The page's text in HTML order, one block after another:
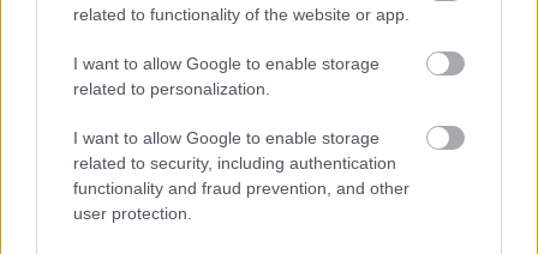
related to functionality of the website or app.
I want to allow Google to enable storage
related to personalization.
I want to allow Google to enable storage
related to security, including authentication
functionality and fraud prevention, and other
user protection.
Παράλληλα, το νέο high wheel scooter, διαθέτει ψηφιακή
οθόνη ενδείξεων, αποθηκευτικό χώρο για ένα κράνος jet
κάτω από τη σέλα και δισκόφρενα εμπρός και πίσω.
Το νέο UM Wynwood 125 προσφέρεται με μόλις
€2.149, ενώ πλαισιώνεται από 2ετή εργοστασιακή
εγγύηση. Αξίζει να σημειωθεί ότι, πλέον, η απόκτηση του